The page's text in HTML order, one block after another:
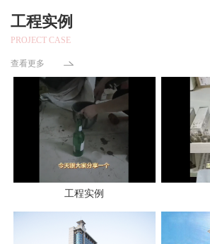
工程实例
PROJECT CASE
查看更多
工程实例